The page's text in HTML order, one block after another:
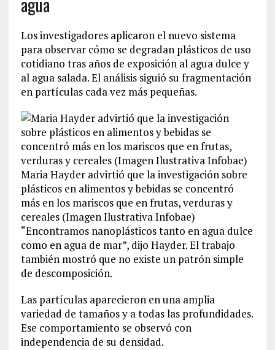
Los investigadores aplicaron el nuevo sistema
para observar cómo se degradan plásticos de uso
cotidiano tras años de exposición al agua dulce y
al agua salada. El análisis siguió su fragmentación
en partículas cada vez más pequeñas.
Maria Hayder advirtió que la investigación sobre
plásticos en alimentos y bebidas se concentró
más en los mariscos que en frutas, verduras y
cereales (Imagen Ilustrativa Infobae)
“Encontramos nanoplásticos tanto en agua dulce
como en agua de mar”, dijo Hayder. El trabajo
también mostró que no existe un patrón simple
de descomposición.
Las partículas aparecieron en una amplia
variedad de tamaños y a todas las profundidades.
Ese comportamiento se observó con
independencia de su densidad.